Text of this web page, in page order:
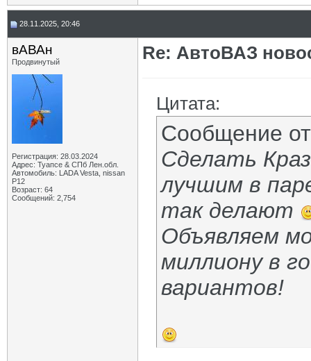
28.11.2025, 20:46
вАВАн
Продвинутый
Регистрация: 28.03.2024
Адрес: Туапсе & СПб Лен.обл.
Автомобиль: LADA Vesta, nissan
P12
Возраст: 64
Сообщений: 2,754
Re: АвтоВАЗ
Цитата:
Сообщение
Сделать
лучшим в
так делают
Объявляем
миллиону в
вариантов!